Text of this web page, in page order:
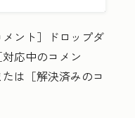
ント］
ドロップダ
応中のコメン
は［解決済みのコ